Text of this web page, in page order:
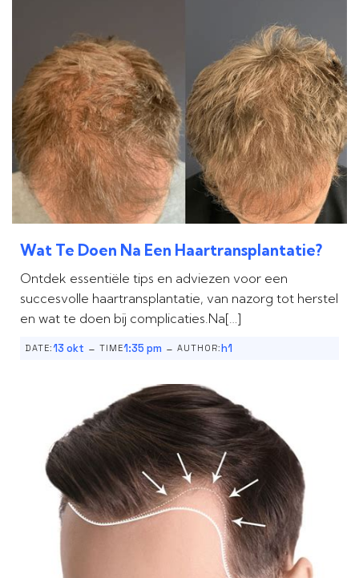
Wat Te Doen Na Een Haartransplantatie?
Ontdek essentiële tips en adviezen voor een
succesvolle haartransplantatie, van nazorg tot herstel
en wat te doen bij complicaties.Na[…]
DATE:13 okt - TIME1:35 pm - AUTHOR:h1